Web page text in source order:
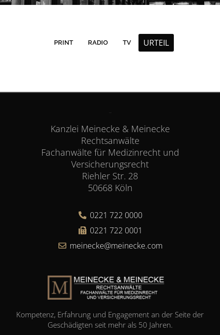
PRINT RADIO TV URTEIL
Kanzlei Meinecke & Meinecke
Rechtsanwälte
Fachanwälte für Medizinrecht und
Versicherungsrecht
Riehler Str. 28
50668 Köln
0221 722 0000
0221 722 0001
meinecke@meinecke.com
Kompetenz, Erfahrung und Engagement an der Seite der
Geschädigten seit mehr als 50 Jahren.